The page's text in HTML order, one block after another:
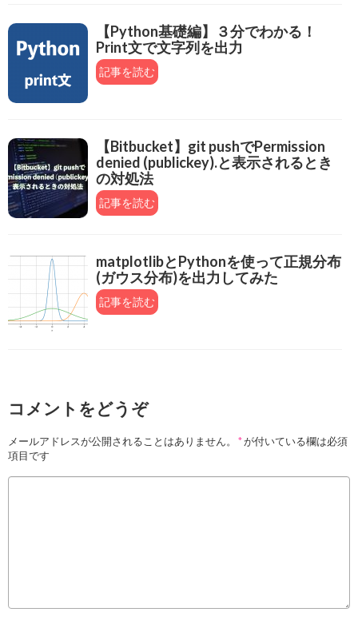
【Python基礎編】３分でわかる！
Print文で文字列を出力
記事を読む
【Bitbucket】git pushでPermission
denied (publickey).と表示されるとき
の対処法
記事を読む
matplotlibとPythonを使って正規分布
(ガウス分布)を出力してみた
記事を読む
コメントをどうぞ
メールアドレスが公開されることはありません。 *が付いている欄は必須
項目です